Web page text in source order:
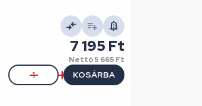
7 195 Ft
Nettó5 665 Ft
KOSÁRBA